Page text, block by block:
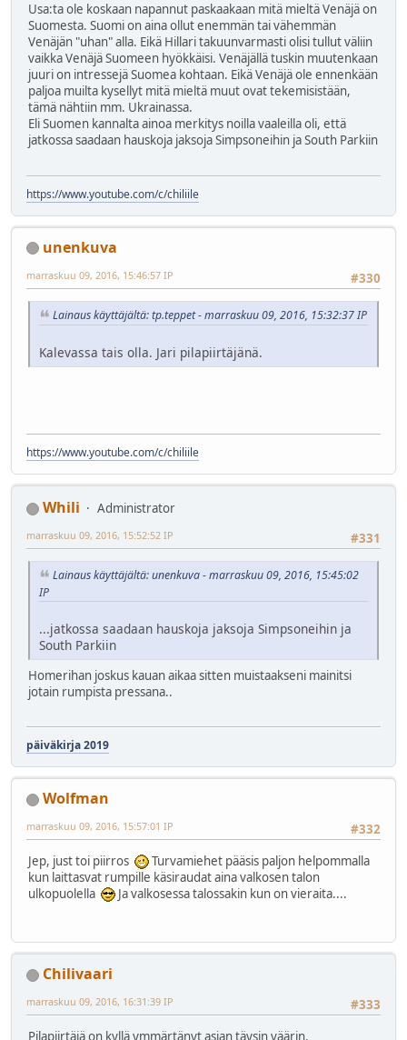
Usa:ta ole koskaan napannut paskaakaan mitä mieltä Venäjä on
Suomesta. Suomi on aina ollut enemmän tai vähemmän
Venäjän "uhan" alla. Eikä Hillari takuunvarmasti olisi tullut väliin
vaikka Venäjä Suomeen hyökkäisi. Venäjällä tuskin muutenkaan
juuri on intressejä Suomea kohtaan. Eikä Venäjä ole ennenkään
paljoa muilta kysellyt mitä mieltä muut ovat tekemisistään,
tämä nähtiin mm. Ukrainassa.
Eli Suomen kannalta ainoa merkitys noilla vaaleilla oli, että
jatkossa saadaan hauskoja jaksoja Simpsoneihin ja South Parkiin
https://www.youtube.com/c/chiliile
unenkuva
#330
marraskuu 09, 2016, 15:46:57 IP
Lainaus käyttäjältä: tp.teppet - marraskuu 09, 2016, 15:32:37 IP
Kalevassa tais olla. Jari pilapiirtäjänä.
https://www.youtube.com/c/chiliile
Whili
Administrator
#331
marraskuu 09, 2016, 15:52:52 IP
Lainaus käyttäjältä: unenkuva - marraskuu 09, 2016, 15:45:02
IP
...jatkossa saadaan hauskoja jaksoja Simpsoneihin ja
South Parkiin
Homerihan joskus kauan aikaa sitten muistaakseni mainitsi
jotain rumpista pressana..
päiväkirja 2019
Wolfman
#332
marraskuu 09, 2016, 15:57:01 IP
Jep, just toi piirros
Turvamiehet pääsis paljon helpommalla
kun laittasvat rumpille käsiraudat aina valkosen talon
ulkopuolella
Ja valkosessa talossakin kun on vieraita....
Chilivaari
#333
marraskuu 09, 2016, 16:31:39 IP
Pilapiirtäjä on kyllä ymmärtänyt asian täysin väärin.